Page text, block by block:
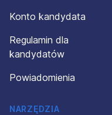
Konto kandydata
Regulamin dla
kandydatów
Powiadomienia
NARZĘDZIA